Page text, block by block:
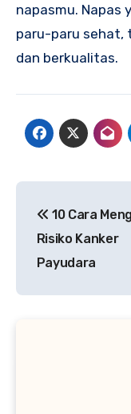
napasmu. Napas
paru-paru sehat,
dan berkualitas.
pos
10 Cara
Risiko Kanker
Payudara